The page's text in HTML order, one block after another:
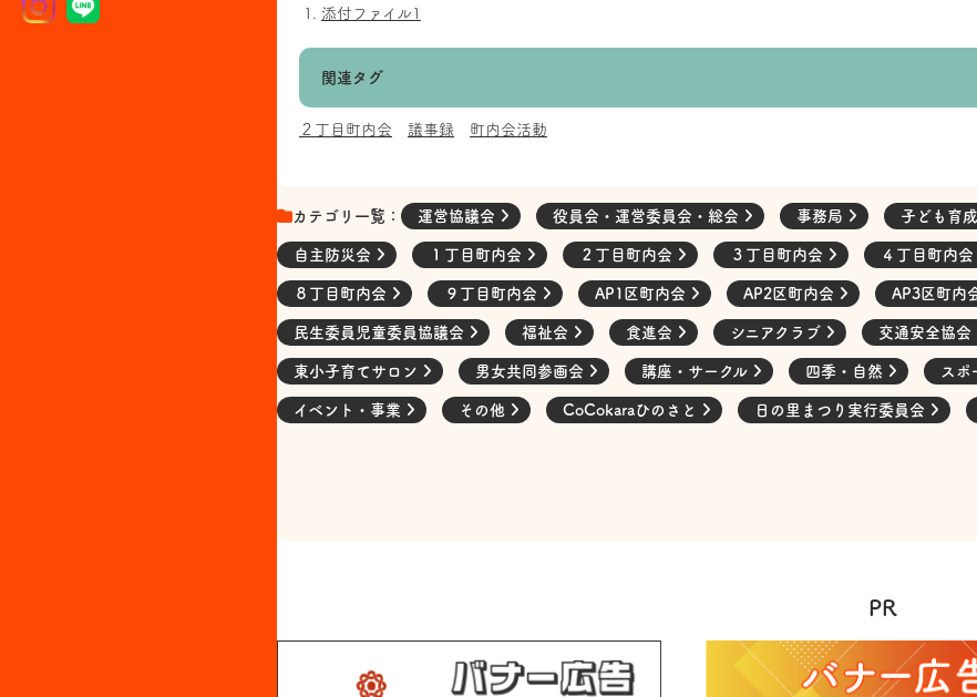
添付ファイル1
関連タグ
２丁目町内会 議事録 町内会活動
カテゴリ一覧： 運営協議会 役員会・運営委員会・総会 事務局 子ども育
自主防災会 １丁目町内会 ２丁目町内会 ３丁目町内会 ４丁目町内会
８丁目町内会 ９丁目町内会 AP1区町内会 AP2区町内会 AP3区町内
民生委員児童委員協議会 福祉会 食進会 シニアクラブ 交通安全協会
東小子育てサロン 男女共同参画会 講座・サークル 四季・自然 スポ
イベント・事業 その他 CoCokaraひのさと 日の里まつり実行委員会
PR